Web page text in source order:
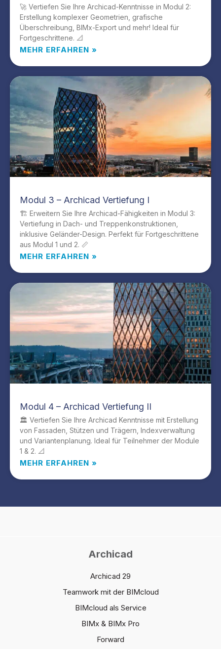
🚀 Vertiefen Sie Ihre Archicad-Kenntnisse in Modul 2:
Erstellung komplexer Geometrien, grafische
Überschreibung, BIMx-Export und mehr! Ideal für
Fortgeschrittene. 📐
MEHR ERFAHREN »
Modul 3 – Archicad Vertiefung I
🏗️ Erweitern Sie Ihre Archicad-Fähigkeiten in Modul 3:
Vertiefung in Dach- und Treppenkonstruktionen,
inklusive Geländer-Design. Perfekt für Fortgeschrittene
aus Modul 1 und 2. 📏
MEHR ERFAHREN »
Modul 4 – Archicad Vertiefung II
🏛️ Vertiefen Sie Ihre Archicad Kenntnisse mit Erstellung
von Fassaden, Stützen und Trägern, Indexverwaltung
und Variantenplanung. Ideal für Teilnehmer der Module
1 & 2. 📐
MEHR ERFAHREN »
Archicad
Archicad 29
Teamwork mit der BIMcloud
BIMcloud als Service
BIMx & BIMx Pro
Forward